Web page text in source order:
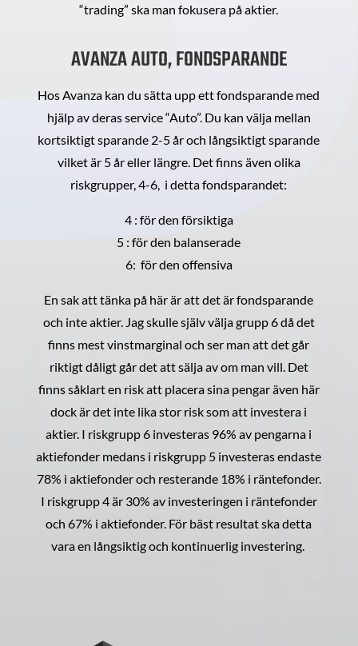
“trading” ska man fokusera på aktier.
AVANZA AUTO, FONDSPARANDE
Hos Avanza kan du sätta upp ett fondsparande med
hjälp av deras service “Auto”. Du kan välja mellan
kortsiktigt sparande 2-5 år och långsiktigt sparande
vilket är 5 år eller längre. Det finns även olika
riskgrupper, 4-6, i detta fondsparandet:
4 : för den försiktiga
5 : för den balanserade
6: för den offensiva
En sak att tänka på här är att det är fondsparande
och inte aktier. Jag skulle själv välja grupp 6 då det
finns mest vinstmarginal och ser man att det går
riktigt dåligt går det att sälja av om man vill. Det
finns såklart en risk att placera sina pengar även här
dock är det inte lika stor risk som att investera i
aktier. I riskgrupp 6 investeras 96% av pengarna i
aktiefonder medans i riskgrupp 5 investeras endaste
78% i aktiefonder och resterande 18% i räntefonder.
I riskgrupp 4 är 30% av investeringen i räntefonder
och 67% i aktiefonder. För bäst resultat ska detta
vara en långsiktig och kontinuerlig investering.